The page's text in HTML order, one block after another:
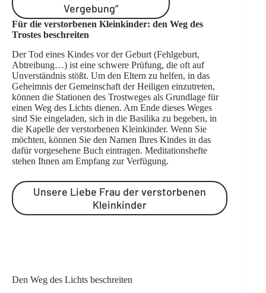
Vergebung“
Für die verstorbenen Kleinkinder: den Weg des
Trostes beschreiten
Der Tod eines Kindes vor der Geburt (Fehlgeburt,
Abtreibung…) ist eine schwere Prüfung, die oft auf
Unverständnis stößt. Um den Eltern zu helfen, in das
Geheimnis der Gemeinschaft der Heiligen einzutreten,
können die Stationen des Trostweges als Grundlage für
einen Weg des Lichts dienen. Am Ende dieses Weges
sind Sie eingeladen, sich in die Basilika zu begeben, in
die Kapelle der verstorbenen Kleinkinder. Wenn Sie
möchten, können Sie den Namen Ihres Kindes in das
dafür vorgesehene Buch eintragen. Meditationshefte
stehen Ihnen am Empfang zur Verfügung.
Unsere Liebe Frau der verstorbenen
Kleinkinder
Den Weg des Lichts beschreiten